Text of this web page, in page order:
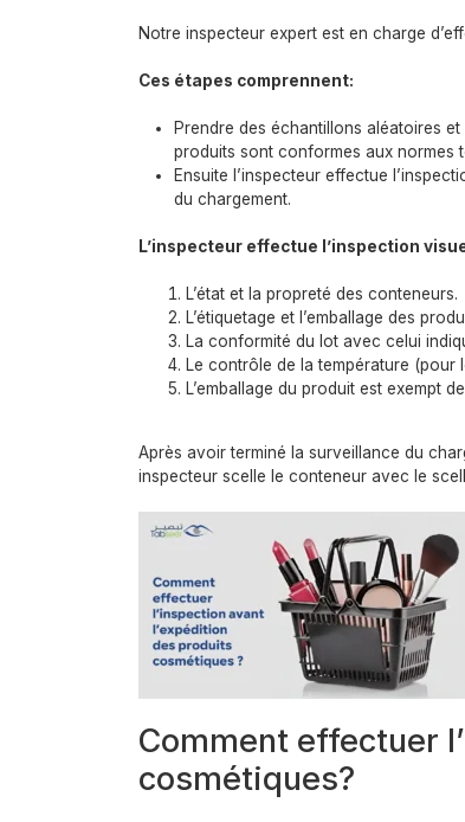
Notre inspecteur expert est en charge
Ces étapes comprennent:
Prendre des échantillons aléatoires
produits sont conformes aux normes
Ensuite l’inspecteur effectue
du chargement.
L’inspecteur effectue l’inspection
L’état et la propreté des conteneurs.
L’étiquetage et l’emballage des
La conformité du lot avec celui
Le contrôle de la température (pour
L’emballage du produit est exempt
Après avoir terminé la surveillance du
inspecteur scelle le conteneur avec le
Comment effectuer
cosmétiques?